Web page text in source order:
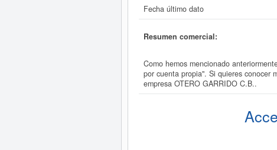
Fecha último dato
Resumen comercial:
Como hemos mencionado
por cuenta propia". Si quieres conocer
empresa OTERO GARRIDO C.B..